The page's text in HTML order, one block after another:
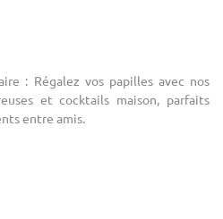
: Régalez vos papilles avec nos
et cocktails maison, parfaits
entre amis.